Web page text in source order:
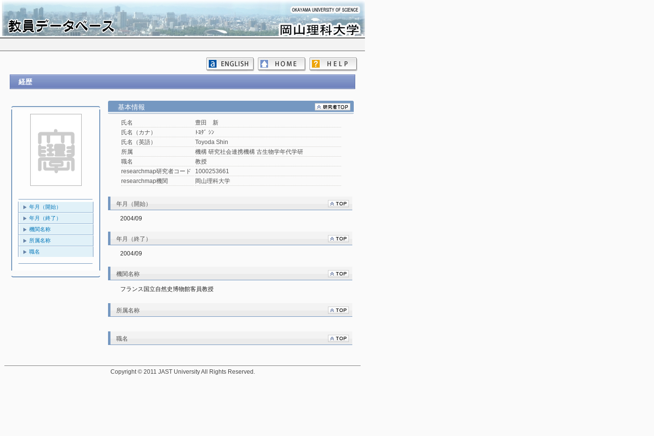
経歴
年月（開始）
年月（終了）
機関名称
所属名称
職名
基本情報
氏名
豊田 新
氏名（カナ）
ﾄﾖﾀﾞ ｼﾝ
氏名（英語）
Toyoda Shin
所属
機構 研究社会連携機構 古生物学年代学研
職名
教授
researchmap研究者コード
1000253661
researchmap機関
岡山理科大学
年月（開始）
2004/09
年月（終了）
2004/09
機関名称
フランス国立自然史博物館客員教授
所属名称
職名